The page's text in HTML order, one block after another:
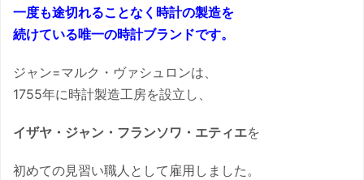
一度も途切れることなく時計の製造を
続けている唯一の時計ブランドです。
ジャン=マルク・ヴァシュロンは、
1755年に時計製造工房を設立し、
イザヤ・ジャン・フランソワ・エティエを
初めての見習い職人として雇用しました。